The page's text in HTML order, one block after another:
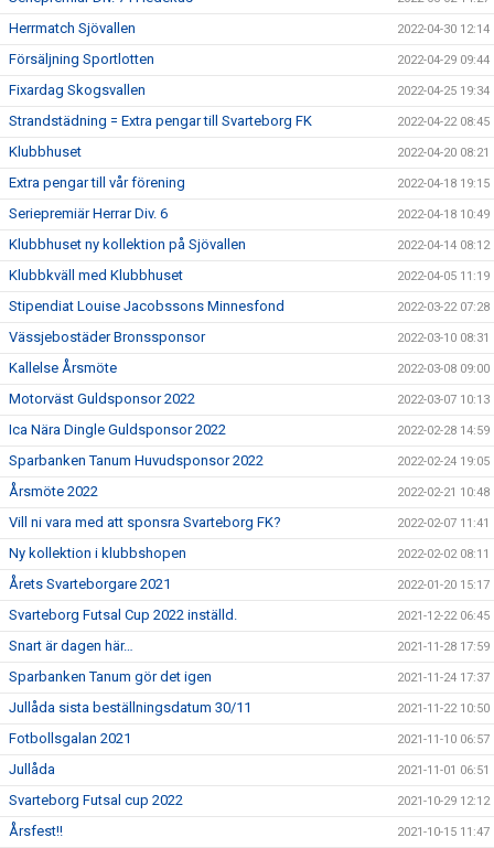
Herrmatch Sjövallen 2022-04-30 12:14
Försäljning Sportlotten 2022-04-29 09:44
Fixardag Skogsvallen 2022-04-25 19:34
Strandstädning = Extra pengar till Svarteborg FK 2022-04-22 08:45
Klubbhuset 2022-04-20 08:21
Extra pengar till vår förening 2022-04-18 19:15
Seriepremiär Herrar Div. 6 2022-04-18 10:49
Klubbhuset ny kollektion på Sjövallen 2022-04-14 08:12
Klubbkväll med Klubbhuset 2022-04-05 11:19
Stipendiat Louise Jacobssons Minnesfond 2022-03-22 07:28
Vässjebostäder Bronssponsor 2022-03-10 08:31
Kallelse Årsmöte 2022-03-08 09:00
Motorväst Guldsponsor 2022 2022-03-07 10:13
Ica Nära Dingle Guldsponsor 2022 2022-02-28 14:59
Sparbanken Tanum Huvudsponsor 2022 2022-02-24 19:05
Årsmöte 2022 2022-02-21 10:48
Vill ni vara med att sponsra Svarteborg FK? 2022-02-07 11:41
Ny kollektion i klubbshopen 2022-02-02 08:11
Årets Svarteborgare 2021 2022-01-20 15:17
Svarteborg Futsal Cup 2022 inställd. 2021-12-22 06:45
Snart är dagen här… 2021-11-28 17:59
Sparbanken Tanum gör det igen 2021-11-24 17:37
Jullåda sista beställningsdatum 30/11 2021-11-22 10:50
Fotbollsgalan 2021 2021-11-10 06:57
Jullåda 2021-11-01 06:51
Svarteborg Futsal cup 2022 2021-10-29 12:12
Årsfest!! 2021-10-15 11:47